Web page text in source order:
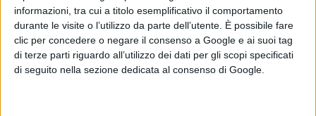
informazioni, tra cui a titolo esemplificativo il comportamento
durante le visite o l’utilizzo da parte dell’utente. È possibile fare
clic per concedere o negare il consenso a Google e ai suoi tag
di terze parti riguardo all’utilizzo dei dati per gli scopi specificati
di seguito nella sezione dedicata al consenso di Google.
la Santa Messa. La festa continuerà poi per tutta la
giornata che sarà animata dai numerosi pranzi che
come da tradizione, si tengono nel parco proprio in